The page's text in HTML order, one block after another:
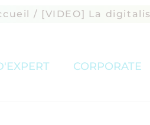
/ [VIDEO] La
CORPORATE